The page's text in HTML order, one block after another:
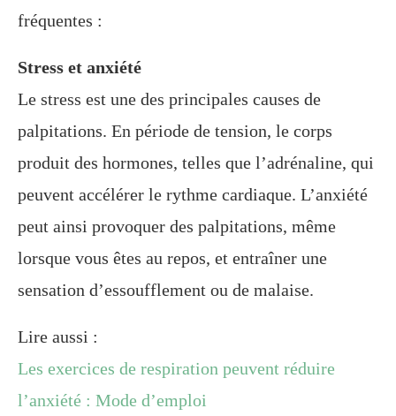
fréquentes :
Stress et anxiété
Le stress est une des principales causes de
palpitations. En période de tension, le corps
produit des hormones, telles que l’adrénaline, qui
peuvent accélérer le rythme cardiaque. L’anxiété
peut ainsi provoquer des palpitations, même
lorsque vous êtes au repos, et entraîner une
sensation d’essoufflement ou de malaise.
Lire aussi :
Les exercices de respiration peuvent réduire
l’anxiété : Mode d’emploi